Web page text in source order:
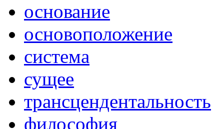
основание
основоположение
система
сущее
трансцендентальность
философия